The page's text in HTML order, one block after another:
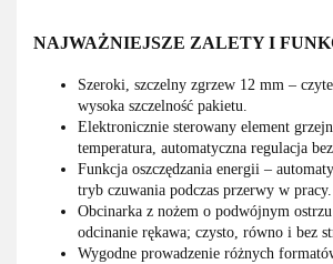
NAJWAŻNIEJSZE ZALETY I
Szeroki, szczelny zgrzew 12 mm –
wysoka szczelność pakietu.
Elektronicznie sterowany element
temperatura, automatyczna regulacja
Funkcja oszczędzania energii –
tryb czuwania podczas przerwy w pracy.
Obcinarka z nożem o podwójnym
odcinanie rękawa; czysto, równo i bez
Wygodne prowadzenie różnych